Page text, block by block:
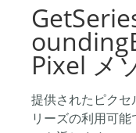
Pixel メ
提供されたピク
リーズの利用可